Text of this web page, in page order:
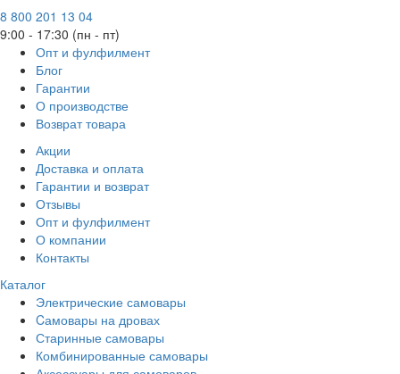
8 800 201 13 04
9:00 - 17:30 (пн - пт)
Опт и фулфилмент
Блог
Гарантии
О производстве
Возврат товара
Акции
Доставка и оплата
Гарантии и возврат
Отзывы
Опт и фулфилмент
О компании
Контакты
Каталог
Электрические самовары
Cамовары на дровах
Старинные самовары
Комбинированные самовары